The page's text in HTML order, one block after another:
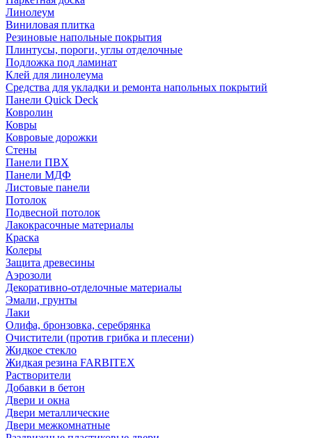
Линолеум
Виниловая плитка
Резиновые напольные покрытия
Плинтусы, пороги, углы отделочные
Подложка под ламинат
Клей для линолеума
Средства для укладки и ремонта напольных покрытий
Панели Quick Deck
Ковролин
Ковры
Ковровые дорожки
Стены
Панели ПВХ
Панели МДФ
Листовые панели
Потолок
Подвесной потолок
Лакокрасочные материалы
Краска
Колеры
Защита древесины
Аэрозоли
Декоративно-отделочные материалы
Эмали, грунты
Лаки
Олифа, бронзовка, серебрянка
Очистители (против грибка и плесени)
Жидкое стекло
Жидкая резина FARBITEX
Растворители
Добавки в бетон
Двери и окна
Двери металлические
Двери межкомнатные